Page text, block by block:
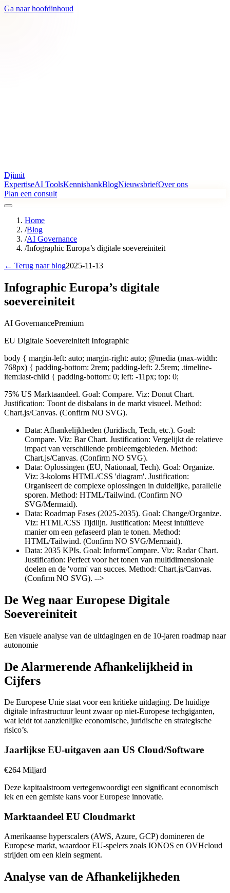
Ga naar hoofdinhoud
Djimit
ExpertiseAI ToolsKennisbankBlogNieuwsbriefOver ons
Plan een consult
Home
/Blog
/AI Governance
/Infographic Europa’s digitale soevereiniteit
← Terug naar blog2025-11-13
Infographic Europa’s digitale
soevereiniteit
AI GovernancePremium
EU Digitale Soevereiniteit Infographic
body { margin-left: auto; margin-right: auto; @media (max-width:
768px) { padding-bottom: 2rem; padding-left: 2.5rem; .timeline-
item:last-child { padding-bottom: 0; left: -11px; top: 0;
75% US Marktaandeel. Goal: Compare. Viz: Donut Chart.
Justification: Toont de disbalans in de markt visueel. Method:
Chart.js/Canvas. (Confirm NO SVG).
Data: Afhankelijkheden (Juridisch, Tech, etc.). Goal:
Compare. Viz: Bar Chart. Justification: Vergelijkt de relatieve
impact van verschillende probleemgebieden. Method:
Chart.js/Canvas. (Confirm NO SVG).
Data: Oplossingen (EU, Nationaal, Tech). Goal: Organize.
Viz: 3-koloms HTML/CSS 'diagram'. Justification:
Organiseert de complexe oplossingen in duidelijke, parallelle
sporen. Method: HTML/Tailwind. (Confirm NO
SVG/Mermaid).
Data: Roadmap Fases (2025-2035). Goal: Change/Organize.
Viz: HTML/CSS Tijdlijn. Justification: Meest intuïtieve
manier om een gefaseerd plan te tonen. Method:
HTML/Tailwind. (Confirm NO SVG/Mermaid).
Data: 2035 KPIs. Goal: Inform/Compare. Viz: Radar Chart.
Justification: Perfect voor het tonen van multidimensionale
doelen en de 'vorm' van succes. Method: Chart.js/Canvas.
(Confirm NO SVG). -->
De Weg naar Europese Digitale
Soevereiniteit
Een visuele analyse van de uitdagingen en de 10-jaren roadmap naar
autonomie
De Alarmerende Afhankelijkheid in
Cijfers
De Europese Unie staat voor een kritieke uitdaging. De huidige
digitale infrastructuur leunt zwaar op niet-Europese techgiganten,
wat leidt tot aanzienlijke economische, juridische en strategische
risico’s.
Jaarlijkse EU-uitgaven aan US Cloud/Software
€264 Miljard
Deze kapitaalstroom vertegenwoordigt een significant economisch
lek en een gemiste kans voor Europese innovatie.
Marktaandeel EU Cloudmarkt
Amerikaanse hyperscalers (AWS, Azure, GCP) domineren de
Europese markt, waardoor EU-spelers zoals IONOS en OVHcloud
strijden om een klein segment.
Analyse van de Afhankelijkheden